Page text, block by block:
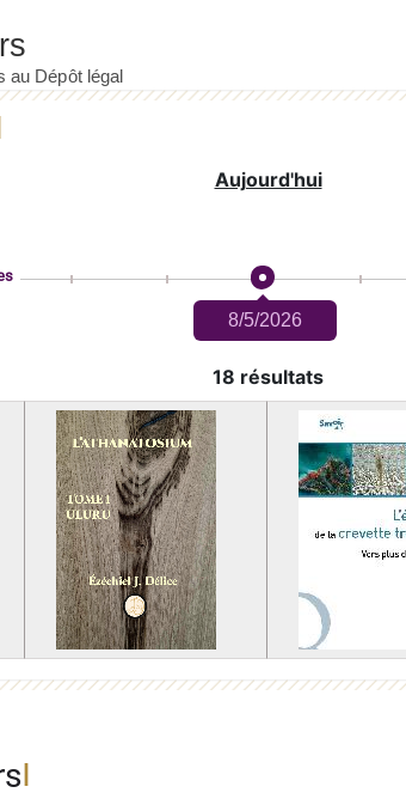
Aujourd'hui
8/5/2026
18 résultats